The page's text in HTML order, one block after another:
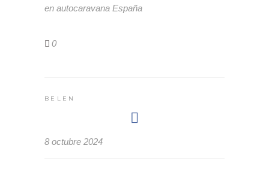
en autocaravana España
0
BELEN
8 octubre 2024